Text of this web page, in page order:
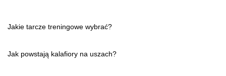
Jakie tarcze treningowe wybrać?
Jak powstają kalafiory na uszach?